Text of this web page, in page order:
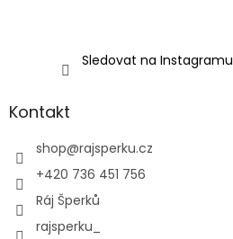
Sledovat na Instagramu
Kontakt
shop@rajsperku.cz
+420 736 451 756
Ráj Šperků
rajsperku_